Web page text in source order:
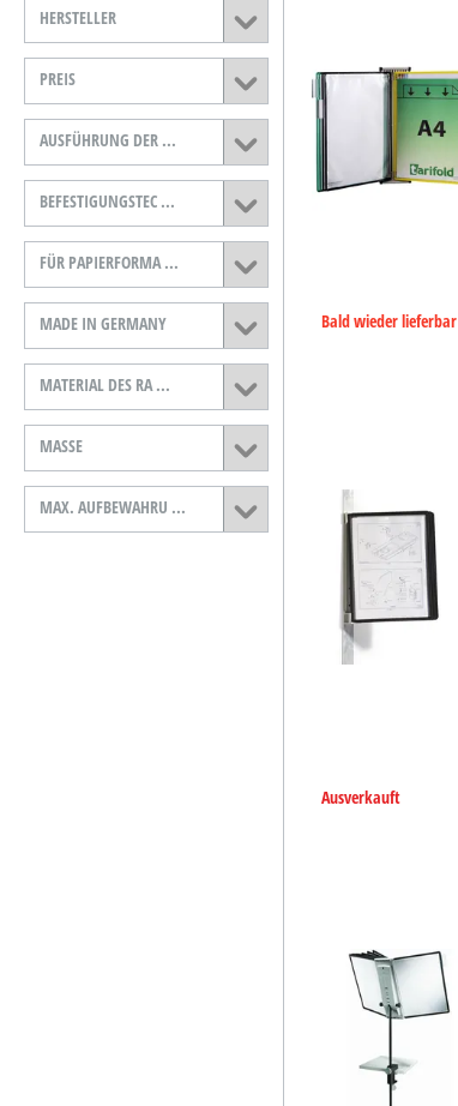
Lager- &
Betriebsausstattung
B-Ware
D-Ware
HERSTELLER
PREIS
AUSFÜHRUNG DER ...
BEFESTIGUNGSTEC ...
FÜR PAPIERFORMA ...
MADE IN GERMANY
MATERIAL DES RA ...
MASSE
MAX. AUFBEWAHRU ...
Bald wieder lieferbar
Ausverkauft